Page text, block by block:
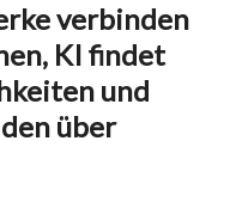
verbinden
KI findet
und
über